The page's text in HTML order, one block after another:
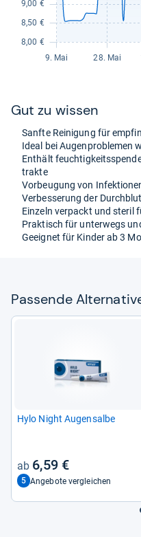
Gut zu wis­sen
Sanfte Rei­ni­gung für
Ideal bei Augen­pro­ble­men
Ent­hält
trakte
Vor­beu­gung von
Ver­bes­se­rung der
Ein­zeln ver­packt und ste­ril
Prak­tisch für unter­wegs
Geeig­net für Kin­der ab 3
Pas­sende
Hylo Night Augen­salbe
6,59 €
5 Angebote vergleichen